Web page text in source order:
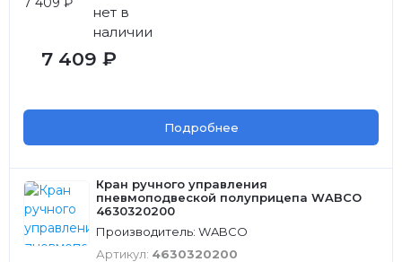
нет в
наличии
7 409 ₽
Подробнее
Кран ручного управления
пневмоподвеской полуприцепа WABCO
4630320200
Производитель: WABCO
Артикул: 4630320200